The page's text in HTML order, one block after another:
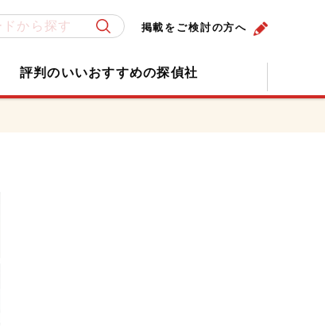
評判のいいおすすめの探偵社
掲載をご検討の方へ